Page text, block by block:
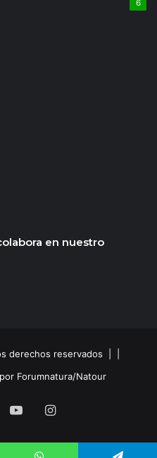
6
en nuestro
derechos reservados | |
Forumnatura/Natour
YouTubeInstagram